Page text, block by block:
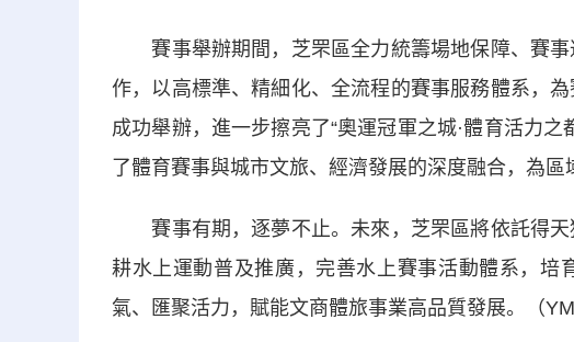
賽事舉辦期間，芝罘區全力統籌場地保障、賽事
作，以高標準、精細化、全流程的賽事服務體系，
成功舉辦，進一步擦亮了“奧運冠軍之城·體育活力
了體育賽事與城市文旅、經濟發展的深度融合，為區
賽事有期，逐夢不止。未來，芝罘區將依託得天
耕水上運動普及推廣，完善水上賽事活動體系，培
氣、匯聚活力，賦能文商體旅事業高品質發展。（